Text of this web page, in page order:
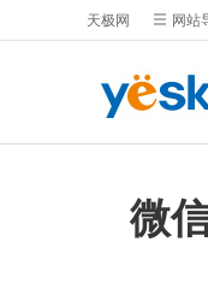
天极网 网站
微